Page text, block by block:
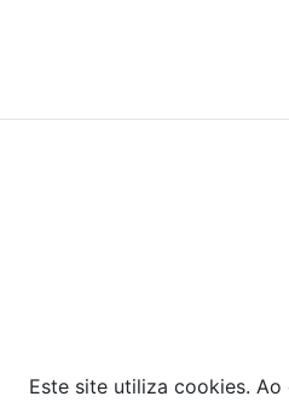
Este site utiliza cookies.